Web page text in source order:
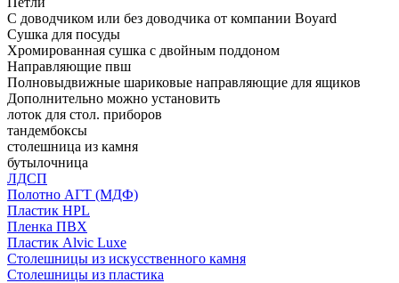
С доводчиком или без доводчика от компании Boyard
Сушка для посуды
Хромированная сушка с двойным поддоном
Направляющие пвш
Полновыдвижные шариковые направляющие для ящиков
Дополнительно можно установить
лоток для стол. приборов
тандембоксы
столешница из камня
бутылочница
ЛДСП
Полотно АГТ (МДФ)
Пластик HPL
Пленка ПВХ
Пластик Alvic Luxe
Столешницы из искусственного камня
Столешницы из пластика